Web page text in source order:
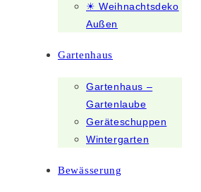
☀ Weihnachtsdeko
Außen
Gartenhaus
Gartenhaus –
Gartenlaube
Geräteschuppen
Wintergarten
Bewässerung